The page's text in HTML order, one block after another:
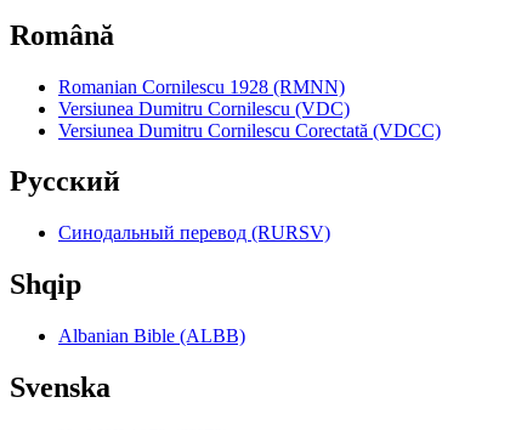
Română
Romanian Cornilescu 1928 (RMNN)
Versiunea Dumitru Cornilescu (VDC)
Versiunea Dumitru Cornilescu Corectată (VDCC)
Pyccкий
Синодальный перевод (RURSV)
Shqip
Albanian Bible (ALBB)
Svenska